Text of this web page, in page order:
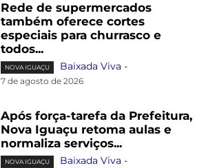
Rede de supermercados
também oferece cortes
especiais para churrasco e
todos...
NOVA IGUAÇU Baixada Viva -
7 de agosto de 2026
Após força-tarefa da Prefeitura,
Nova Iguaçu retoma aulas e
normaliza serviços...
NOVA IGUAÇU Baixada Viva -